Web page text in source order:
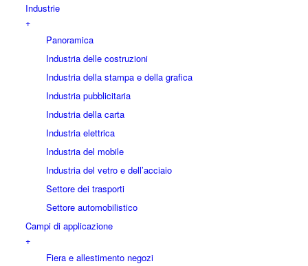
Industrie
+
Panoramica
Industria delle costruzioni
Industria della stampa e della grafica
Industria pubblicitaria
Industria della carta
Industria elettrica
Industria del mobile
Industria del vetro e dell’acciaio
Settore dei trasporti
Settore automobilistico
Campi di applicazione
+
Fiera e allestimento negozi